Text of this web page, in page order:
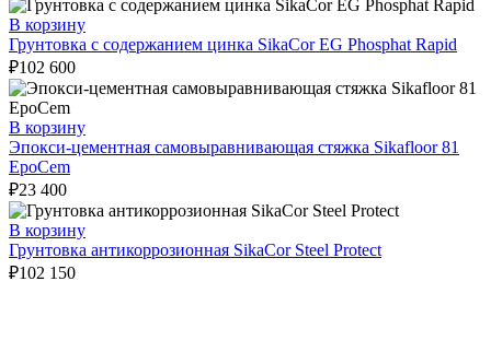
В корзину
Грунтовка с содержанием цинка SikaCor EG Phosphat Rapid
₽102 600
В корзину
Эпокси-цементная самовыравнивающая стяжка Sikafloor 81
EpoCem
₽23 400
В корзину
Грунтовка антикоррозионная SikaCor Steel Protect
₽102 150